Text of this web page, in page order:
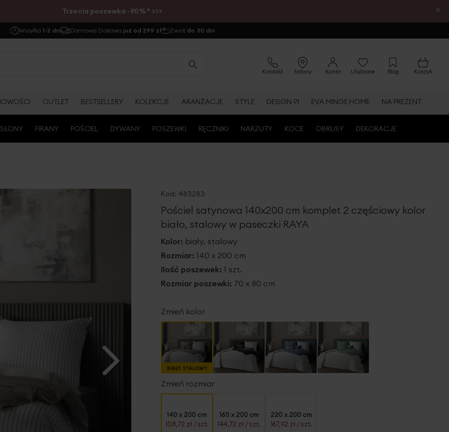
Trzecia poszewka -90%* >>> ×
Wysyłka 1-2 dni Darmowa Dostawa już od 299 zł Zwrot do 30 dni
Kontakt Salony Konto Ulubione Blog Koszyk
OUTLET BESTSELLERY KOLEKCJE ARANŻACJE STYLE DESIGN 91 EVA MINGE HOME NA PREZENT
FIRANY POŚCIEL DYWANY POSZEWKI RĘCZNIKI NARZUTY KOCE OBRUSY DEKORACJE
Kod: 483283
Pościel satynowa 140x200 cm komplet 2 częściowy kolor
biało, stalowy w paseczki RAYA
Kolor: biały, stalowy
Rozmiar: 140 x 200 cm
Ilość poszewek: 1 szt.
Rozmiar poszewki: 70 x 80 cm
Zmień kolor
BIAŁY, STALOWY
Zmień rozmiar
140 x 200 cm
108,72 zł / szt.
160 x 200 cm
144,72 zł / szt.
220 x 200 cm
167,92 zł / szt.